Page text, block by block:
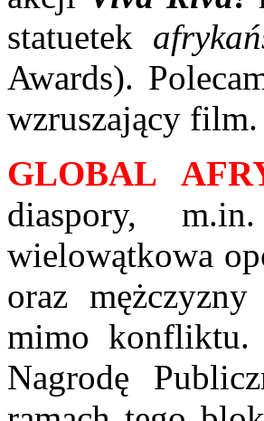
statuetek
Awards).
wzruszający film.
GLOBAL
diaspory,
wielowątkowa
oraz
mimo konfliktu.
Nagrodę